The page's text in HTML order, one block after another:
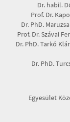
Dr. habil.
Prof. Dr.
Dr. PhD.
Prof. Dr. Szávai
Dr. PhD. Tarkó
Dr. PhD.
Egyesület